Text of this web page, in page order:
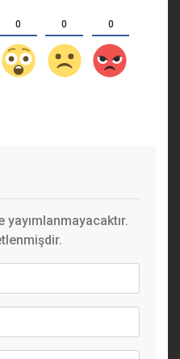
0 0 0
yayımlanmayacaktır.